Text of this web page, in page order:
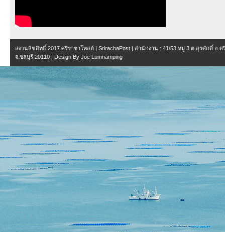
สงวนลิขสิทธิ์ 2017 ศรีราชาโพสต์ | SrirachaPost | สำนักงาน : 41/53 หมู่ 3 ต.สุรศักดิ์ อ.ศ
จ.ชลบุรี 20110 | Design By Joe Lumnamping